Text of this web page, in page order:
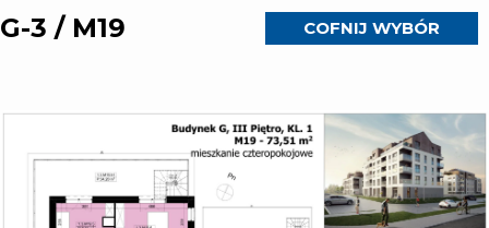
G-3 / M19 COFNIJ WYBÓR